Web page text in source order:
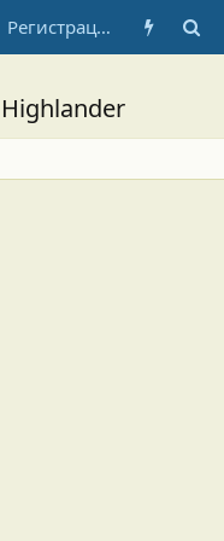
Регистрация